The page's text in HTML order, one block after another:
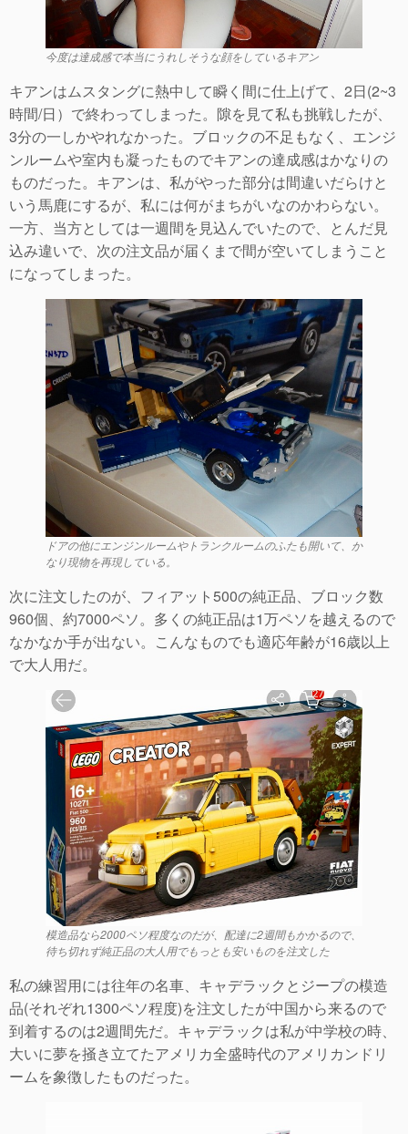
今度は達成感で本当にうれしそうな顔をしているキアン
キアンはムスタングに熱中して瞬く間に仕上げて、2日(2~3
時間/日）で終わってしまった。隙を見て私も挑戦したが、
3分の一しかやれなかった。ブロックの不足もなく、エンジ
ンルームや室内も凝ったものでキアンの達成感はかなりの
ものだった。キアンは、私がやった部分は間違いだらけと
いう馬鹿にするが、私には何がまちがいなのかわらない。
一方、当方としては一週間を見込んでいたので、とんだ見
込み違いで、次の注文品が届くまで間が空いてしまうこと
になってしまった。
ドアの他にエンジンルームやトランクルームのふたも開いて、か
なり現物を再現している。
次に注文したのが、フィアット500の純正品、ブロック数
960個、約7000ペソ。多くの純正品は1万ペソを越えるので
なかなか手が出ない。こんなものでも適応年齢が16歳以上
で大人用だ。
模造品なら2000ペソ程度なのだが、配達に2週間もかかるので、
待ち切れず純正品の大人用でもっとも安いものを注文した
私の練習用には往年の名車、キャデラックとジープの模造
品(それぞれ1300ペソ程度)を注文したが中国から来るので
到着するのは2週間先だ。キャデラックは私が中学校の時、
大いに夢を掻き立てたアメリカ全盛時代のアメリカンドリ
ームを象徴したものだった。